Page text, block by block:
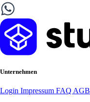
Unternehmen
Login Impressum FAQ AGB